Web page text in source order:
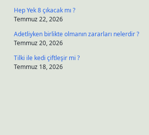
Hep Yek 8 çıkacak mı ?
Temmuz 22, 2026
Adetliyken birlikte olmanın zararları nelerdir ?
Temmuz 20, 2026
Tilki ile kedi çiftleşir mi ?
Temmuz 18, 2026